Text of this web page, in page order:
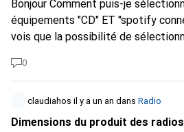
Bonjour Comment puis-je
équipements "CD" ET "spotify
vois que la possibilité de
sélection OU). Or, cette liste donne
qui ne contiennent qu'UNE des
pas qu'ils apparaissent.
0
claudiahos il y a un an dans Radio
Dimensions du produit des radios